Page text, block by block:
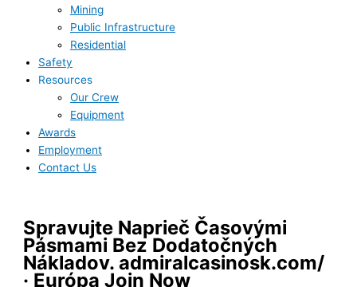
Mining
Public Infrastructure
Residential
Safety
Resources
Our Crew
Equipment
Awards
Employment
Contact Us
Spravujte Naprieč Časovými
Pásmami Bez Dodatočných
Nákladov. admiralcasinosk.com/
· Európa Join Now